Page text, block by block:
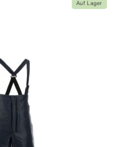
Auf Lager